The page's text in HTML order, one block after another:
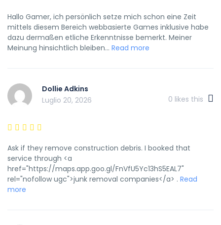
Hallo Gamer, ich persönlich setze mich schon eine Zeit
mittels diesem Bereich webbasierte Games inklusive habe
dazu dermaßen etliche Erkenntnisse bemerkt. Meiner
Meinung hinsichtlich bleiben... Read more
Dollie Adkins
Luglio 20, 2026
0 likes this
Ask if they remove construction debris. I booked that
service through <a
href="https://maps.app.goo.gl/FnVfU5Yc13hS5EAL7"
rel="nofollow ugc">junk removal companies</a> . Read
more